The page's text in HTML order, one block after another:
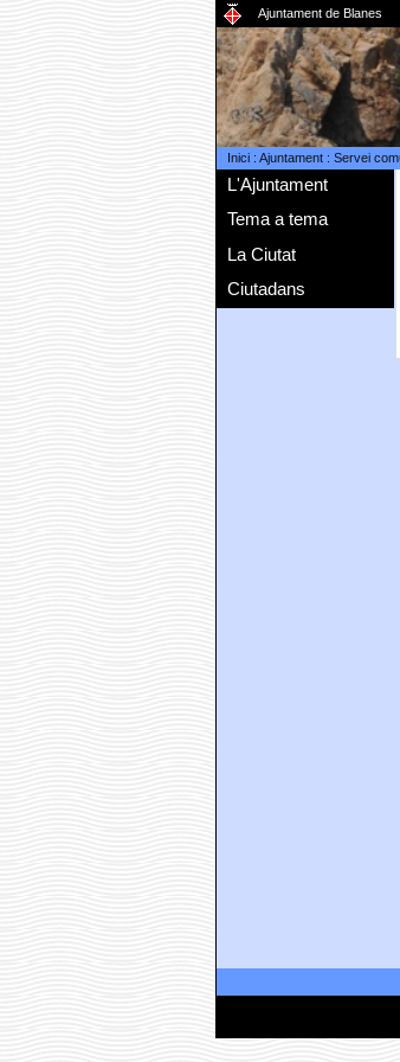
Ajuntament de Blanes
Inici: Ajuntament: Servei
L'Ajuntament
Tema a tema
La Ciutat
Ciutadans